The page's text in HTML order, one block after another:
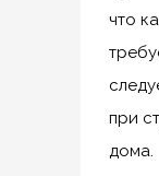
что
при
дома.